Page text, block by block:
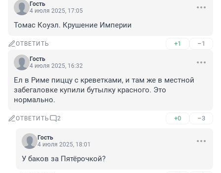
Гость
4 июля 2025, 17:05
Томас Коуэл. Крушение Империи
ОТВЕТИТЬ +1 –1
Гость
4 июля 2025, 16:32
Ел в Риме пиццу с креветками, и там же в местной
забегаловке купили бутылку красного. Это
нормально.
ОТВЕТИТЬ 2 +0 –3
Гость
4 июля 2025, 18:01
У баков за Пятёрочкой?